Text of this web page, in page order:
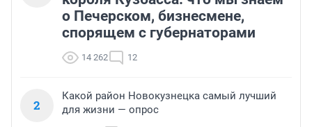
о Печерском, бизнесмене,
спорящем с губернаторами
14 262 12
2
Какой район Новокузнецка самый лучший
для жизни — опрос